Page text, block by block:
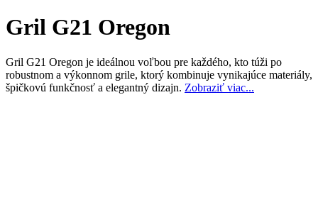
Gril G21 Oregon
Gril G21 Oregon je ideálnou voľbou pre každého, kto túži po
robustnom a výkonnom grile, ktorý kombinuje vynikajúce materiály,
špičkovú funkčnosť a elegantný dizajn. Zobraziť viac...